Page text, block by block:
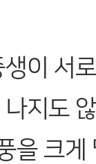
이 서
지도
을 크게